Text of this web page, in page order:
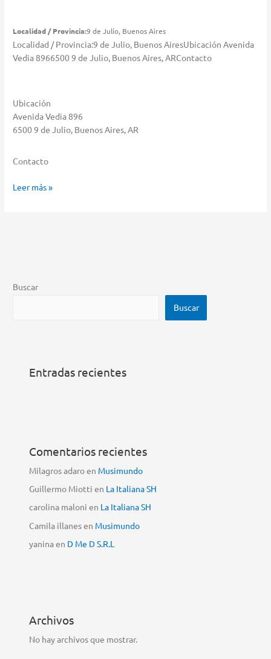
Localidad / Provincia:9 de Julio, Buenos Aires
Localidad / Provincia:9 de Julio, Buenos AiresUbicación Avenida
Vedia 8966500 9 de Julio, Buenos Aires, ARContacto
Ubicación
Avenida Vedia 896
6500 9 de Julio, Buenos Aires, AR
Contacto
Pardo
Leer más »
Buscar
Buscar
Entradas recientes
Comentarios recientes
Milagros adaroen Musimundo
Guillermo Miotti en La Italiana SH
carolina maloni en La Italiana SH
Camila illanesen Musimundo
yaninaen D Me D S.R.L
Archivos
No hay archivos que mostrar.